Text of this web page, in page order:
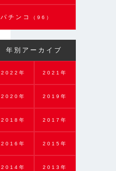
パチンコ （96）
年別アーカイブ
2022年 2021年
2020年 2019年
2018年 2017年
2016年 2015年
2014年 2013年